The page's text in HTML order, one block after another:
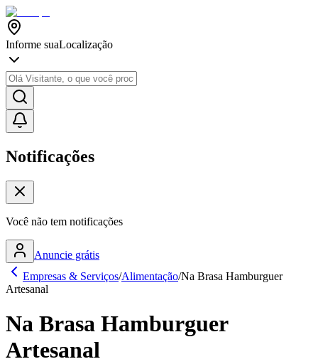
Informe suaLocalização
Notificações
Você não tem notificações
Anuncie grátis
Empresas & Serviços/Alimentação/Na Brasa Hamburguer
Artesanal
Na Brasa Hamburguer
Artesanal